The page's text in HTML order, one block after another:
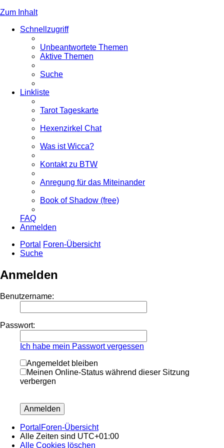
Zum Inhalt
Schnellzugriff
Unbeantwortete Themen
Aktive Themen
Suche
Linkliste
Tarot Tageskarte
Hexenzirkel Chat
Was ist Wicca?
Kontakt zu BTW
Anregung für das Miteinander
Book of Shadow (free)
FAQ
Anmelden
Portal
Foren-Übersicht
Suche
Anmelden
Benutzername:
Passwort:
Ich habe mein Passwort vergessen
Angemeldet bleiben
Meinen Online-Status während dieser Sitzung
verbergen
Portal Foren-Übersicht
Alle Zeiten sind UTC+01:00
Alle Cookies löschen